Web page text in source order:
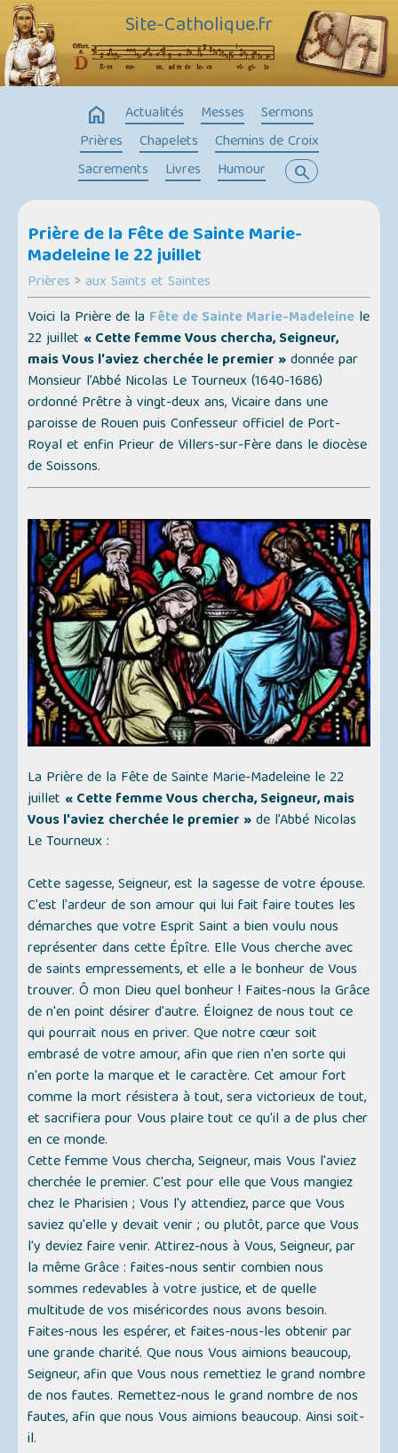
Site-Catholique.fr
home Actualités Messes
Sermons
Prières
Chapelets
Chemins de Croix
Sacrements
Livres Humour search
Prière de la Fête de Sainte Marie-
Madeleine le 22 juillet
Prières > aux Saints et Saintes
Voici la Prière de la Fête de Sainte Marie-Madeleine le
22 juillet « Cette femme Vous chercha, Seigneur,
mais Vous l'aviez cherchée le premier »donnée par
Monsieur l’Abbé Nicolas Le Tourneux (1640-1686)
ordonné Prêtre à vingt-deux ans, Vicaire dans une
paroisse de Rouen puis Confesseur officiel de Port-
Royal et enfin Prieur de Villers-sur-Fère dans le diocèse
de Soissons.
La Prière de la Fête de Sainte Marie-Madeleine le 22
juillet « Cette femme Vous chercha, Seigneur, mais
Vous l'aviez cherchée le premier »de l’Abbé Nicolas
Le Tourneux :
Cette sagesse, Seigneur, est la sagesse de votre épouse.
C'est l'ardeur de son amour qui lui fait faire toutes les
démarches que votre Esprit Saint a bien voulu nous
représenter dans cette Épître. Elle Vous cherche avec
de saints empressements, et elle a le bonheur de Vous
trouver. Ô mon Dieu quel bonheur ! Faites-nous la Grâce
de n'en point désirer d'autre. Éloignez de nous tout ce
qui pourrait nous en priver. Que notre cœur soit
embrasé de votre amour, afin que rien n'en sorte qui
n'en porte la marque et le caractère. Cet amour fort
comme la mort résistera à tout, sera victorieux de tout,
et sacrifiera pour Vous plaire tout ce qu'il a de plus cher
en ce monde.
Cette femme Vous chercha, Seigneur, mais Vous l'aviez
cherchée le premier. C'est pour elle que Vous mangiez
chez le Pharisien ; Vous l'y attendiez, parce que Vous
saviez qu'elle y devait venir ; ou plutôt, parce que Vous
l'y deviez faire venir. Attirez-nous à Vous, Seigneur, par
la même Grâce : faites-nous sentir combien nous
sommes redevables à votre justice, et de quelle
multitude de vos miséricordes nous avons besoin.
Faites-nous les espérer, et faites-nous-les obtenir par
une grande charité. Que nous Vous aimions beaucoup,
Seigneur, afin que Vous nous remettiez le grand nombre
de nos fautes. Remettez-nous le grand nombre de nos
fautes, afin que nous Vous aimions beaucoup. Ainsi soit-
il.